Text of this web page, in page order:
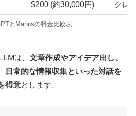
$200 (約30,000円) クレ
とManusの料金比較表
は、 文章作成やアイデア出し、
日常的な情報収集といった対話を
得意とします。